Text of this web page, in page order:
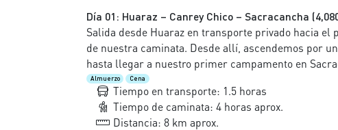
Día 01: Huaraz – Canrey Chico – Sacracancha
Salida desde Huaraz en transporte privado hacia el
de nuestra caminata. Desde allí, ascendemos por
hasta llegar a nuestro primer campamento en
Almuerzo Cena
Tiempo en transporte: 1.5 horas
Tiempo de caminata: 4 horas aprox.
Distancia: 8 km aprox.